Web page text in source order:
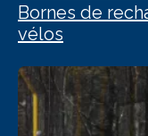
Bornes de
vélos